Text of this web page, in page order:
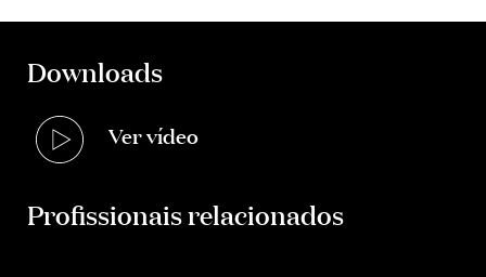
Downloads
Ver vídeo
Profissionais relacionados